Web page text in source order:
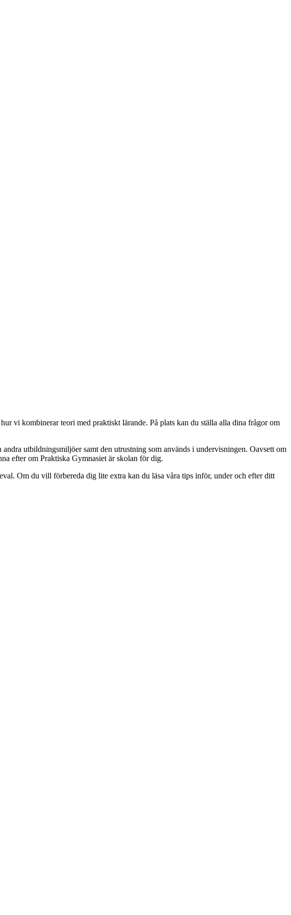
vi kombinerar teori med praktiskt lärande. På plats kan du ställa alla dina frågor om
utbildningsmiljöer samt den utrustning som används i undervisningen. Oavsett om
efter om Praktiska Gymnasiet är skolan för dig.
Om du vill förbereda dig lite extra kan du läsa våra tips inför, under och efter ditt